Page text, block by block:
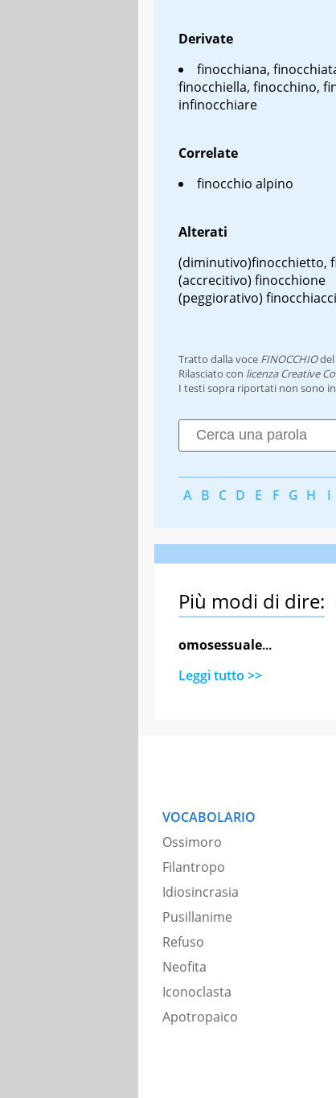
Derivate
finocchiana,
finocchiella, finocchino,
infinocchiare
Correlate
finocchio alpino
Alterati
(diminutivo)finocchietto,
(accrecitivo) finocchione
(peggiorativo)
Tratto dalla voce FINOCCHIOdel
Rilasciato con licenza Creative
I testi sopra riportati non sono
A B C D E F G H I
Più modi di dire:
omosessuale...
Leggi tutto >>
VOCABOLARIO
Ossimoro
Filantropo
Idiosincrasia
Pusillanime
Refuso
Neofita
Iconoclasta
Apotropaico